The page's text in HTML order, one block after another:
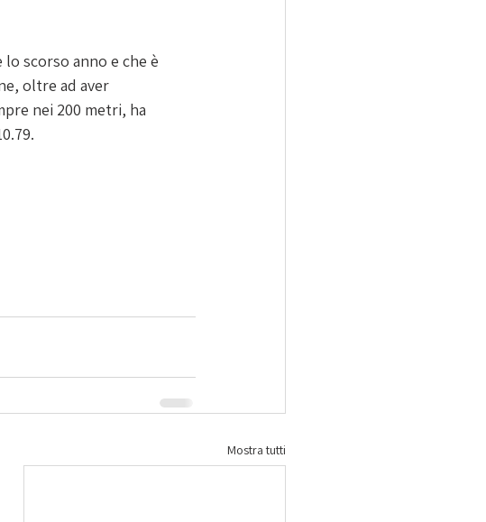
scorso anno e che è
oltre ad aver
nei 200 metri, ha
Mostra tutti